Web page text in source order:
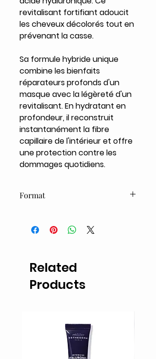
revitalisant fortifiant adoucit
les cheveux décolorés tout en
prévenant la casse.
Sa formule hybride unique
combine les bienfaits
réparateurs profonds d'un
masque avec la légèreté d'un
revitalisant. En hydratant en
profondeur, il reconstruit
instantanément la fibre
capillaire de l'intérieur et offre
une protection contre les
dommages quotidiens.
Format
Related
Products